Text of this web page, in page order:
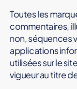
Toutes les
commentaires,
non, séquences
applications
utilisées sur le
vigueur au titre